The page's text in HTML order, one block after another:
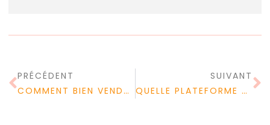
PRÉCÉDENT
COMMENT BIEN VENDRE SON BIEN À UN PROMOTEUR IMMOBILIER ?
SUIVANT
QUELLE PLATEFORME UTILISER POUR TROUVER DES MISSIONS FREELANCE ?